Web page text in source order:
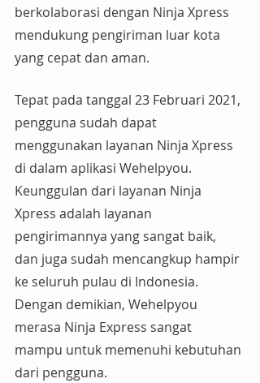
berkolaborasi dengan Ninja Xpress
mendukung pengiriman luar kota
yang cepat dan aman.
Tepat pada tanggal 23 Februari 2021,
pengguna sudah dapat
menggunakan layanan Ninja Xpress
di dalam aplikasi Wehelpyou.
Keunggulan dari layanan Ninja
Xpress adalah layanan
pengirimannya yang sangat baik,
dan juga sudah mencangkup hampir
ke seluruh pulau di Indonesia.
Dengan demikian, Wehelpyou
merasa Ninja Express sangat
mampu untuk memenuhi kebutuhan
dari pengguna.